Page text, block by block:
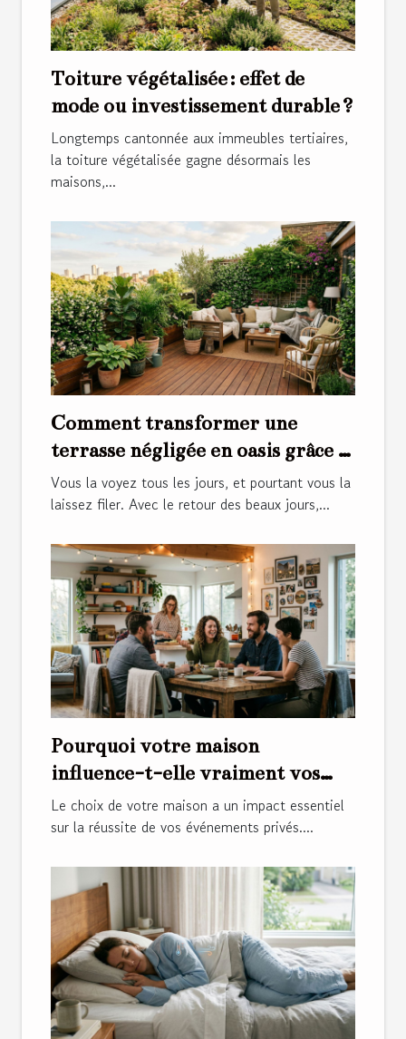
Toiture végétalisée : effet de
mode ou investissement durable ?
Longtemps cantonnée aux immeubles tertiaires,
la toiture végétalisée gagne désormais les
maisons,...
Comment transformer une
terrasse négligée en oasis grâce à
quelques gestes d’entretien
Vous la voyez tous les jours, et pourtant vous la
laissez filer. Avec le retour des beaux jours,...
Pourquoi votre maison
influence-t-elle vraiment vos
événements privés ?
Le choix de votre maison a un impact essentiel
sur la réussite de vos événements privés....